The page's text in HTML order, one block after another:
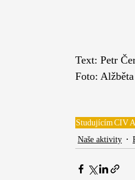
Text: Petr
Foto:
StudujícímCIV
Naše aktivity